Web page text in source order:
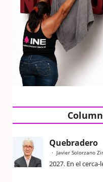
Quebradero
Javier Solorzano
2027. En el cerca-